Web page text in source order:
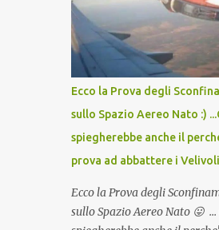
lo scopo della temperatura?
tempo ribattezzo' il Vaccino
del Capo, era "spettacolare
andava bene anche, a
Ambiente"! Riproponiamo
Ecco la Prova degli
sullo Spazio Aereo Nato :)
spiegherebbe anche il
prova ad abbattere i
Ecco la Prova degli
sullo Spazio Aereo Nato 😛 ...